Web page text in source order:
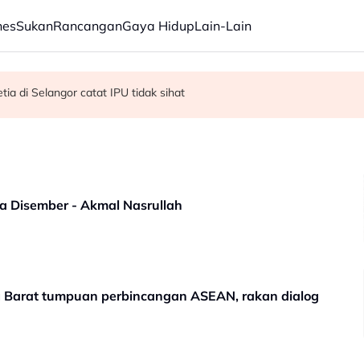
SukanRancanganGaya HidupLain-Lain
tumbang - MBPP
KDM hadapi PRU16 - Shafie
di Selangor catat IPU tidak sihat
Disember - Akmal Nasrullah
tumpuan perbincangan ASEAN, rakan dialog